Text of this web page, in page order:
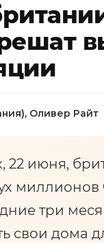
Оливер Райт
22 июня,
миллионов
три
свои дома